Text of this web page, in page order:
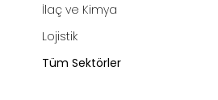
İlaç ve Kimya
Lojistik
Tüm Sektörler